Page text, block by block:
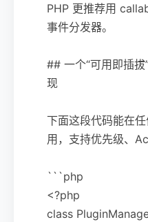
PHP 更推荐用
事件分发器。
## 一个“可用即插
现
下面这段代码能在
用，支持优先级、
```php
<?php
class